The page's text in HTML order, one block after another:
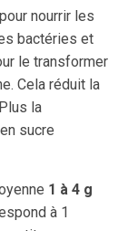
nourrir les
bactéries et
le transformer
Cela réduit la
la
sucre
1 à 4 g
à 1